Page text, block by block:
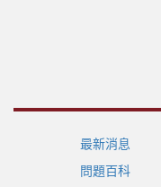
最新消息
問題百科